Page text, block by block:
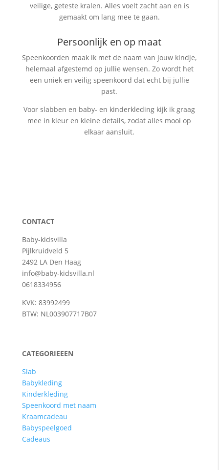
veilige, geteste kralen. Alles voelt zacht aan en is
gemaakt om lang mee te gaan.
Persoonlijk en op maat
Speenkoorden maak ik met de naam van jouw kindje,
helemaal afgestemd op jullie wensen. Zo wordt het
een uniek en veilig speenkoord dat echt bij jullie
past.
Voor slabben en baby- en kinderkleding kijk ik graag
mee in kleur en kleine details, zodat alles mooi op
elkaar aansluit.
CONTACT
Baby-kidsvilla
Pijlkruidveld 5
2492 LA Den Haag
info@baby-kidsvilla.nl
0618334956
KVK: 83992499
BTW: NL003907717B07
CATEGORIEEEN
Slab
Babykleding
Kinderkleding
Speenkoord met naam
Kraamcadeau
Babyspeelgoed
Cadeaus